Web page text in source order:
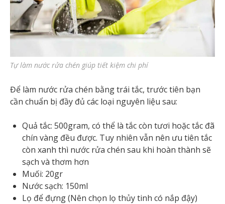
Tự làm nước rửa chén giúp tiết kiệm chi phí
Để làm nước rửa chén bằng trái tắc, trước tiên bạn
cần chuẩn bị đầy đủ các loại nguyên liệu sau:
Quả tắc: 500gram, có thể là tắc còn tươi hoặc tắc đã
chín vàng đều được. Tuy nhiên vẫn nên ưu tiên tắc
còn xanh thì nước rửa chén sau khi hoàn thành sẽ
sạch và thơm hơn
Muối: 20gr
Nước sạch: 150ml
Lọ để đựng (Nên chọn lọ thủy tinh có nắp đậy)